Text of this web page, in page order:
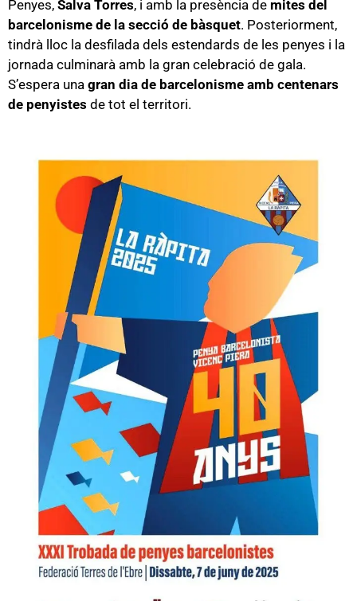
Penyes, Salva Torres, i amb la presència de mites del
barcelonisme de la secció de bàsquet. Posteriorment,
tindrà lloc la desfilada dels estendards de les penyes i la
jornada culminarà amb la gran celebració de gala.
S’espera una gran dia de barcelonisme amb centenars
de penyistes de tot el territori.